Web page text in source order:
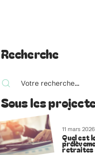
Recherche
Sous les
11 mars 2026
Quel est
retraites